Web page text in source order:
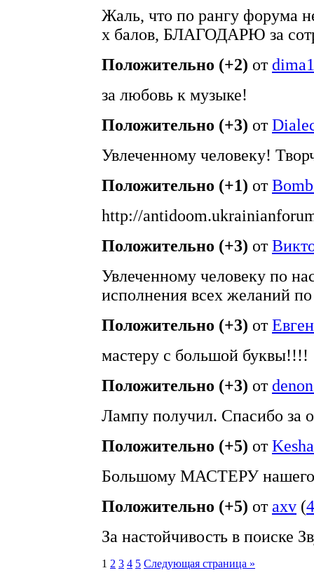
Жаль, что по рангу форума
х балов, БЛАГОДАРЮ за
Положительно (+2) от
за любовь к музыке!
Положительно (+3) от
Увлеченному человеку!
Положительно (+1) от
http://
Положительно (+3) от
Увлеченному человеку по
исполнения всех желаний по
Положительно (+3) от
мастеру с большой буквы!!!!
Положительно (+3) от
Лампу получил. Спасибо за
Положительно (+5) отKesha
Большому МАСТЕРУ
Положительно (+5) отaxv (
За настойчивость в поиске
1 2 3 4 5 Следующая страница »